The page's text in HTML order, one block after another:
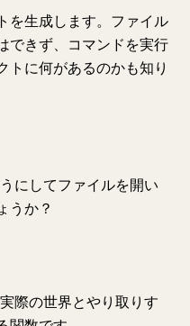
を生成します。ファイル
できず、コマンドを実行
トに何があるのかも知り
にしてファイルを開い
うか？
際の世界とやり取りす